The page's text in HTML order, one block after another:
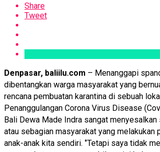
Share
Tweet
Denpasar, baliilu.com – Menanggapi
dibentangkan warga masyarakat yang
rencana pembuatan karantina di sebuah
Penanggulangan Corona Virus Disease
Bali Dewa Made Indra sangat
atau sebagian masyarakat yang melakukan
anak-anak kita sendiri. ‘’Tetapi saya tidak